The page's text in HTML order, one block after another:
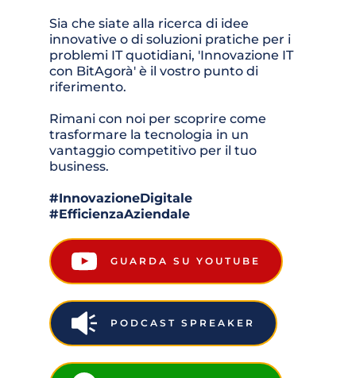
Sia che siate alla ricerca di idee
innovative o di soluzioni pratiche per i
problemi IT quotidiani, 'Innovazione IT
con BitAgorà' è il vostro punto di
riferimento.
Rimani con noi per scoprire come
trasformare la tecnologia in un
vantaggio competitivo per il tuo
business.
#InnovazioneDigitale
#EfficienzaAziendale
GUARDA SU YOUTUBE
PODCAST SPREAKER